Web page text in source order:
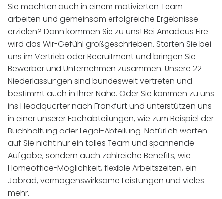
Sie möchten auch in einem motivierten Team
arbeiten und gemeinsam erfolgreiche Ergebnisse
erzielen? Dann kommen Sie zu uns! Bei Amadeus Fire
wird das Wir-Gefühl großgeschrieben. Starten Sie bei
uns im Vertrieb oder Recruitment und bringen Sie
Bewerber und Unternehmen zusammen. Unsere 22
Niederlassungen sind bundesweit vertreten und
bestimmt auch in Ihrer Nähe. Oder Sie kommen zu uns
ins Headquarter nach Frankfurt und unterstützen uns
in einer unserer Fachabteilungen, wie zum Beispiel der
Buchhaltung oder Legal-Abteilung. Natürlich warten
auf Sie nicht nur ein tolles Team und spannende
Aufgabe, sondern auch zahlreiche Benefits, wie
Homeoffice-Möglichkeit, flexible Arbeitszeiten, ein
Jobrad, vermögenswirksame Leistungen und vieles
mehr.